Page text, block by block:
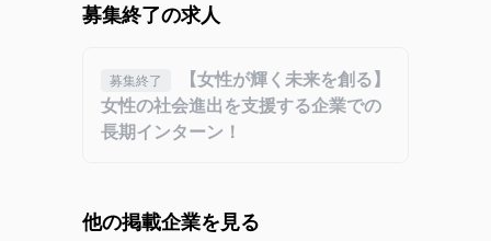
募集終了の求人
募集終了
【女性が輝く未来を創る】
女性の社会進出を支援する企業での
長期インターン！
他の掲載企業を見る